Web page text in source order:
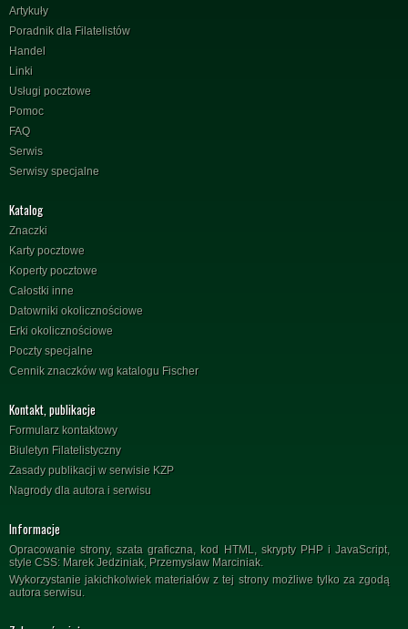
Artykuły
Poradnik dla Filatelistów
Handel
Linki
Usługi pocztowe
Pomoc
FAQ
Serwis
Serwisy specjalne
Katalog
Znaczki
Karty pocztowe
Koperty pocztowe
Całostki inne
Datowniki okolicznościowe
Erki okolicznościowe
Poczty specjalne
Cennik znaczków wg katalogu Fischer
Kontakt, publikacje
Formularz kontaktowy
Biuletyn Filatelistyczny
Zasady publikacji w serwisie KZP
Nagrody dla autora i serwisu
Informacje
Opracowanie strony, szata graficzna, kod HTML, skrypty PHP i JavaScript,
style CSS: Marek Jedziniak, Przemysław Marciniak.
Wykorzystanie jakichkolwiek materiałów z tej strony możliwe tylko za zgodą
autora serwisu.